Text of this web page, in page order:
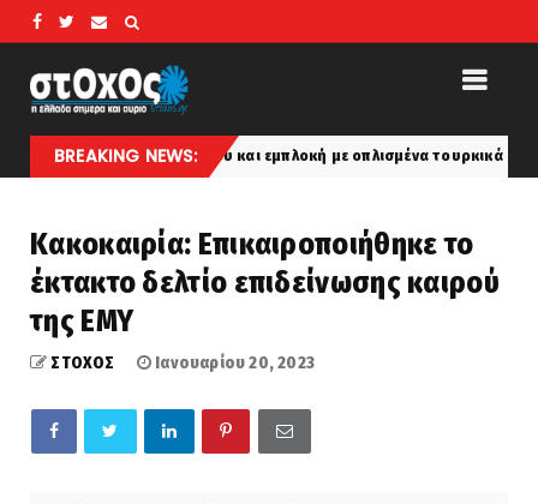
BREAKING NEWS:
χώρου και εμπλοκή με οπλισμένα τουρκικά F-16 πάνω από το
Κακοκαιρία: Επικαιροποιήθηκε το
έκτακτο δελτίο επιδείνωσης καιρού
της ΕΜΥ
ΣΤΟΧΟΣ Ιανουαρίου 20, 2023